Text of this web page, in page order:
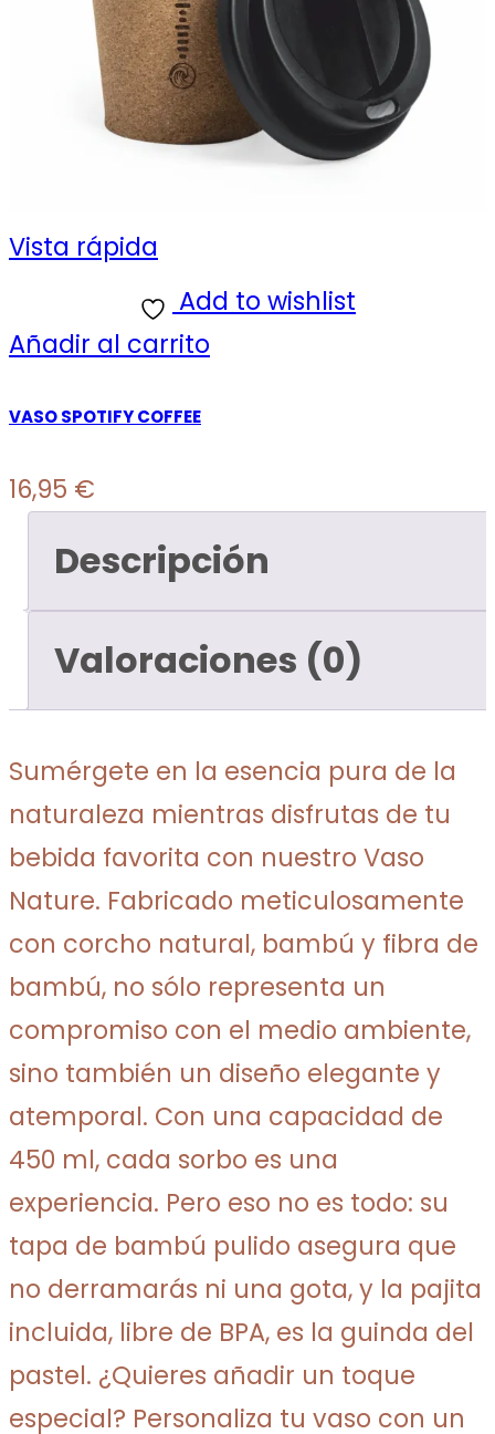
Vista rápida
Add to wishlist
Añadir al carrito
VASO SPOTIFY COFFEE
16,95 €
Descripción
Valoraciones (0)
Sumérgete en la esencia pura de la
naturaleza mientras disfrutas de tu
bebida favorita con nuestro Vaso
Nature. Fabricado meticulosamente
con corcho natural, bambú y fibra de
bambú, no sólo representa un
compromiso con el medio ambiente,
sino también un diseño elegante y
atemporal. Con una capacidad de
450 ml, cada sorbo es una
experiencia. Pero eso no es todo: su
tapa de bambú pulido asegura que
no derramarás ni una gota, y la pajita
incluida, libre de BPA, es la guinda del
pastel. ¿Quieres añadir un toque
especial? Personaliza tu vaso con un